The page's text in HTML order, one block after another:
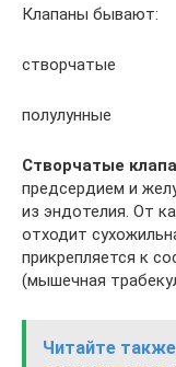
Клапаны бывают:
створчатые
полулунные
Створчатые
предсердием и
из эндотелия. От
отходит
прикрепляется к
(мышечная
Читайте